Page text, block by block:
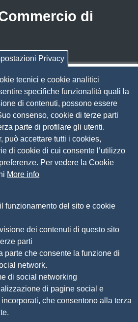
di
Brescia BS
Privacy
tecnici e cookie analitici
specifiche funzionalità quali la
di contenuti, possono essere
consenso, cookie di terze parti
parte di profilare gli utenti.
può accettare tutti i cookies,
di cookie di cui consente l’utilizzo
Per vedere la Cookie
More info
funzionamento del sito e cookie
dei contenuti di questo sito
parti
parte che consente la funzione di
network.
di social networking
di pagine social e
che consentono alla terza